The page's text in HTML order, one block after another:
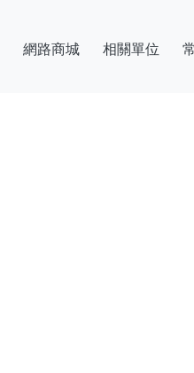
網路商城 相關單位